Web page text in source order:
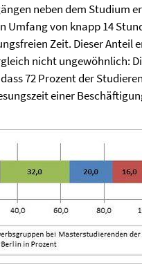
neben dem Studium
von knapp 14
Zeit. Dieser
nicht ungewöhnlich:
72 Prozent der
einer